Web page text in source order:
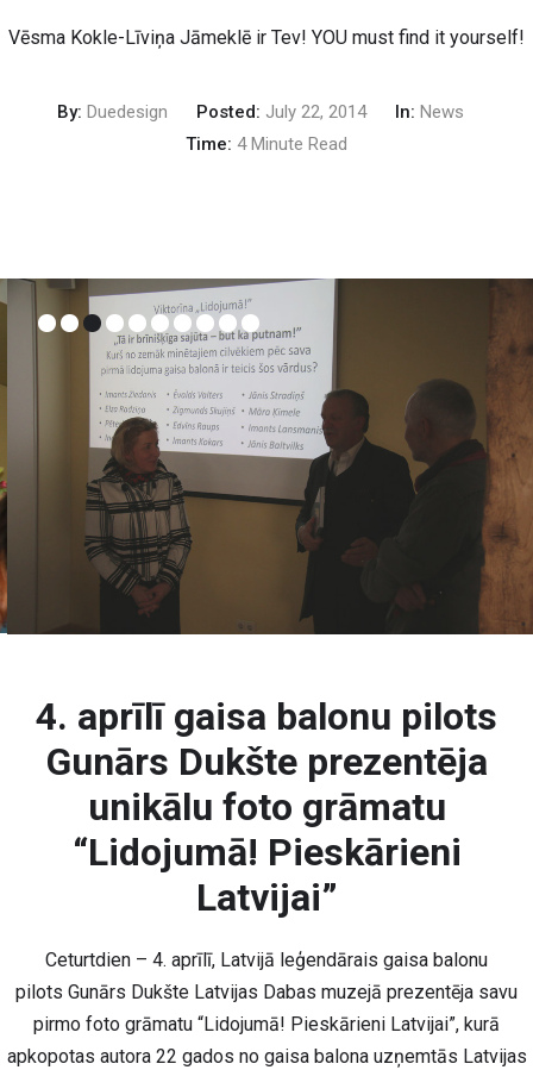
Vēsma Kokle-Līviņa Jāmeklē ir Tev! YOU must find it yourself!
By: Duedesign Posted: July 22, 2014 In: News
Time: 4 Minute Read
4. aprīlī gaisa balonu pilots
Gunārs Dukšte prezentēja
unikālu foto grāmatu
“Lidojumā! Pieskārieni
Latvijai”
Ceturtdien – 4. aprīlī, Latvijā leģendārais gaisa balonu
pilots Gunārs Dukšte Latvijas Dabas muzejā prezentēja savu
pirmo foto grāmatu “Lidojumā! Pieskārieni Latvijai”, kurā
apkopotas autora 22 gados no gaisa balona uzņemtās Latvijas